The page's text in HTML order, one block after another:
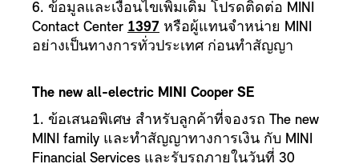
6. ข้อมูลและเงื่อนไขเพิ่มเติม โปรดติดต่อ MINI
Contact Center 1397 หรือผู้แทนจำหน่าย MINI
อย่างเป็นทางการทั่วประเทศ ก่อนทำสัญญา
The new all-electric MINI Cooper SE
1. ข้อเสนอพิเศษ สำหรับลูกค้าที่จองรถ The new
MINI family และทำสัญญาทางการเงิน กับ MINI
Financial Services และรับรถภายในวันที่ 30